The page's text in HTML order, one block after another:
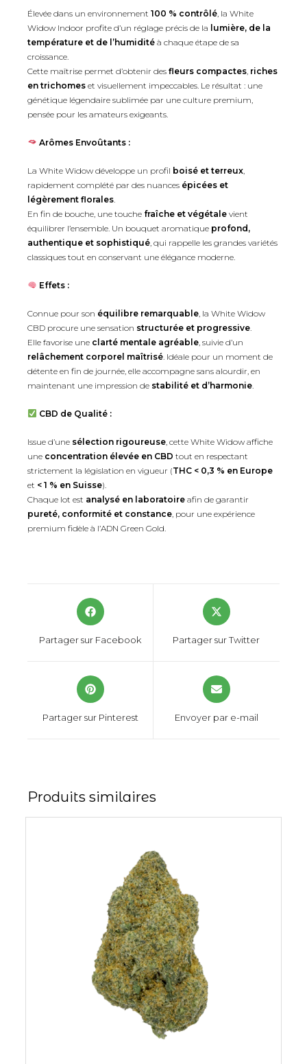
Élevée dans un environnement100 % contrôlé, la White
Widow Indoor profite d’un réglage précis de la lumière, de la
température et de l’humidité à chaque étape de sa
croissance.
Cette maîtrise permet d’obtenir desfleurs compactes, riches
en trichomes et visuellement impeccables. Le résultat : une
génétique légendaire sublimée par une culture premium,
pensée pour les amateurs exigeants.
Arômes Envoûtants :
La White Widow développe un profil boisé et terreux,
rapidement complété par des nuances épicées et
légèrement florales.
En fin de bouche, une touche fraîche et végétale vient
équilibrer l’ensemble. Un bouquet aromatique profond,
authentique et sophistiqué, qui rappelle les grandes variétés
classiques tout en conservant une élégance moderne.
Effets :
Connue pour son équilibre remarquable, la White Widow
CBD procure une sensation structurée et progressive.
Elle favorise une clarté mentale agréable, suivie d’un
relâchement corporel maîtrisé. Idéale pour un moment de
détente en fin de journée, elle accompagne sans alourdir, en
maintenant une impression de stabilité et d’harmonie.
CBD de Qualité :
Issue d’une sélection rigoureuse, cette White Widow affiche
une concentration élevée en CBD tout en respectant
strictement la législation en vigueur (THC < 0,3 % en Europe
et < 1 % en Suisse).
Chaque lot est analysé en laboratoire afin de garantir
pureté, conformité et constance, pour une expérience
premium fidèle à l’ADN Green Gold.
Partager sur Facebook Partager sur Twitter
Partager sur Pinterest Envoyer par e-mail
Produits similaires